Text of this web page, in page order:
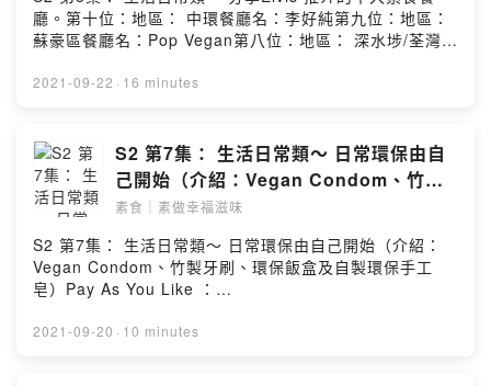
廳。第十位：地區： 中環餐廳名：李好純第九位：地區：
蘇豪區餐廳名：Pop Vegan第八位：地區： 深水埗/荃灣/
Parbat第六位：地區： 尖沙咀餐廳名：素味牽第五位：地
Common第三位：地區： 九龍城餐廳名：泰國素食第二
位：地區： 中環餐廳名：VEDA第一位：地區： 西貢餐廳
名：2084Pay As You Like ：
https://pay.firstory.me/user/ckpumcsu8ewkd0858em1
uihop留言區：
https://open.firstory.me/story/cktqtkiv1qroh0a05xl4xjf
nt?m=comment聯絡我們：
Contact@dungdungdungcast.com#燈登登播客企劃
Powered by Firstory Hosting
2021-09-22 · 16 minutes
S2 第7集： 生活日常類～ 日常環保由自
己開始（介紹：Vegan Condom、竹製
牙刷、環保飯盒及自製環保手工皂）
素食｜素做幸福滋味
S2 第7集： 生活日常類～ 日常環保由自己開始（介紹：
Vegan Condom、竹製牙刷、環保飯盒及自製環保手工
皂）Pay As You Like ：
uihop留言區：
2021-09-20 · 10 minutes